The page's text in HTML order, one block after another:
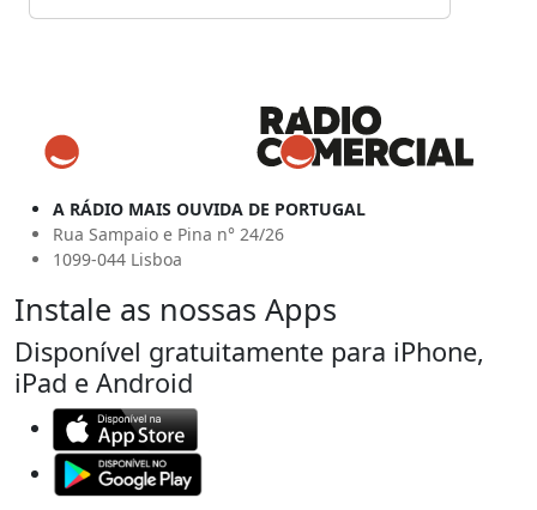
A RÁDIO MAIS OUVIDA DE PORTUGAL
Rua Sampaio e Pina n° 24/26
1099-044 Lisboa
Instale as nossas Apps
Disponível gratuitamente para iPhone,
iPad e Android